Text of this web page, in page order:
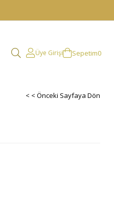
Üye Girişi Sepetim0
< < Önceki Sayfaya Dön